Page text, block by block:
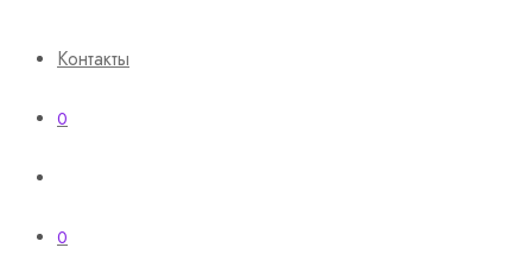
Контакты
0
0